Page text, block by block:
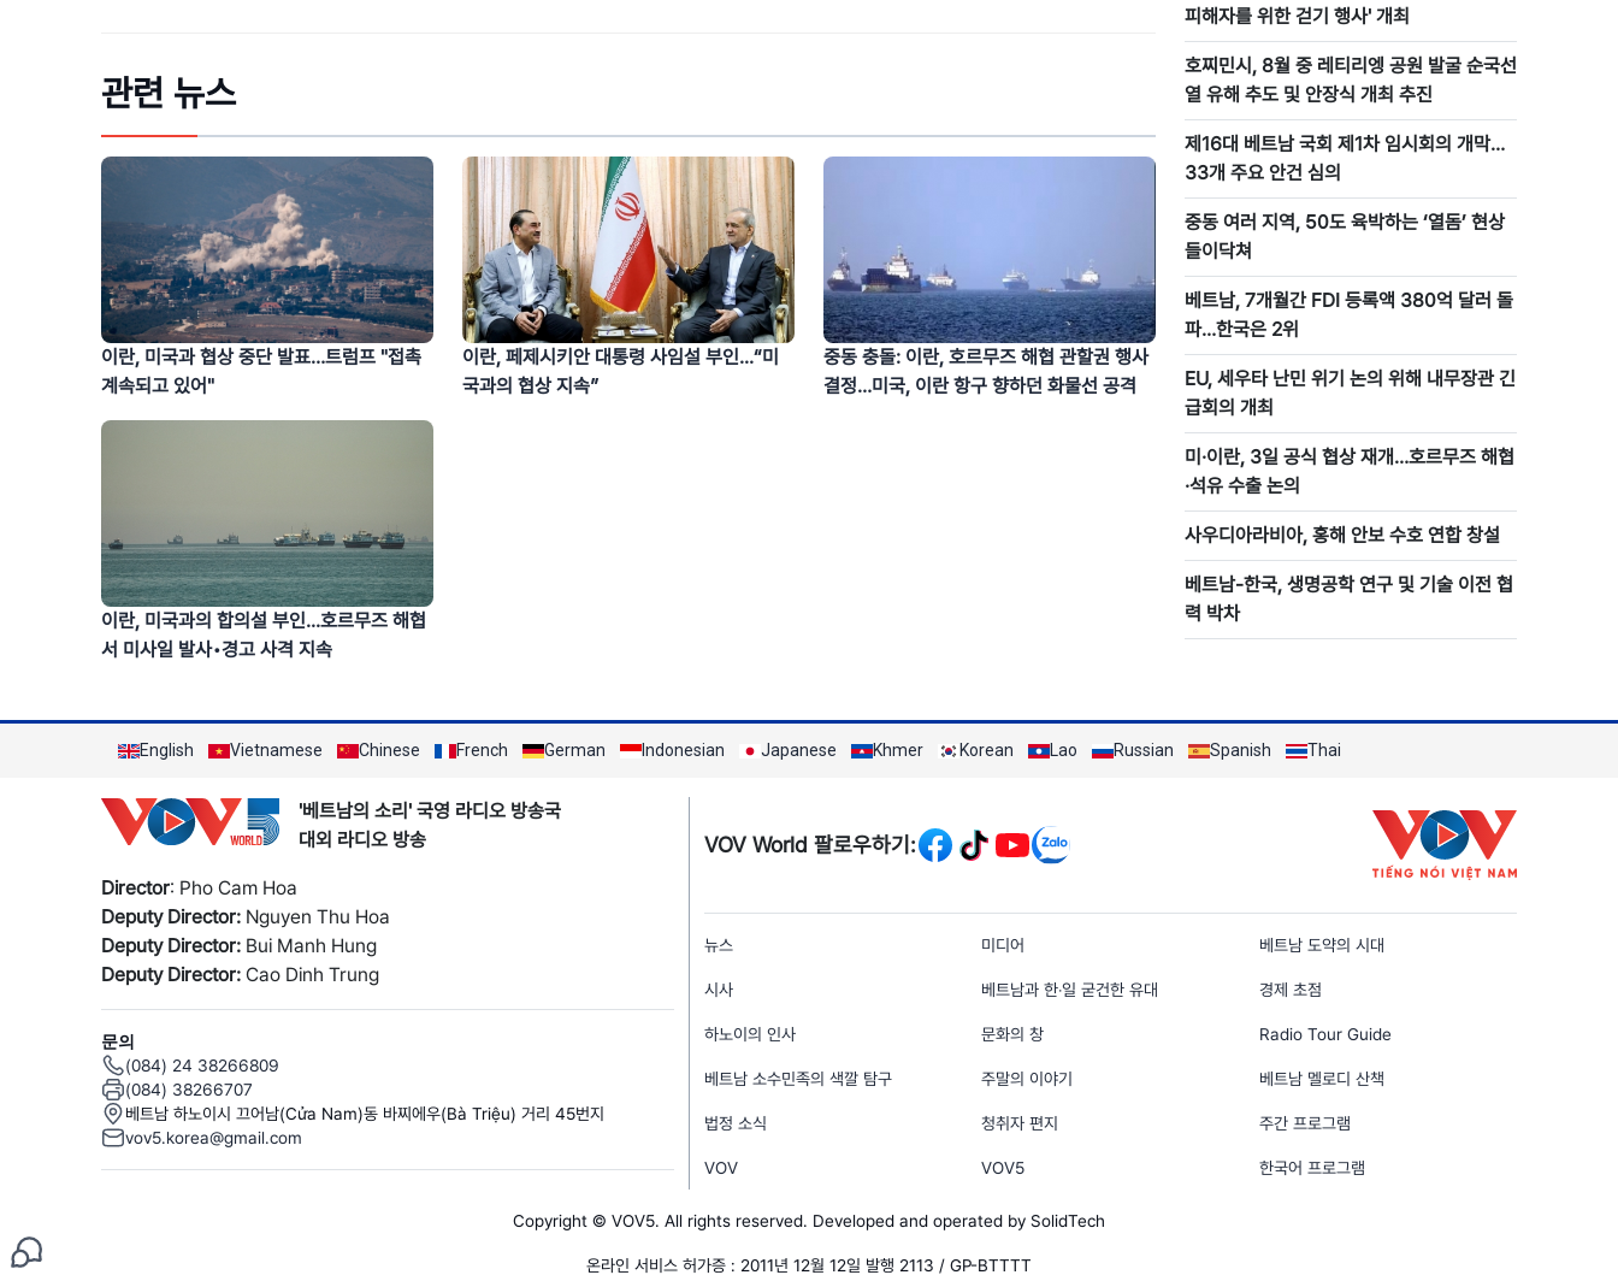
관련 뉴스
이란, 미국과 협상 중단 발표…트럼프 "접촉
계속되고 있어"
이란, 페제시키안 대통령 사임설 부인...“미
국과의 협상 지속”
중동 충돌: 이란, 호르무즈 해협 관할권 행사
결정…미국, 이란 항구 향하던 화물선 공격
이란, 미국과의 합의설 부인...호르무즈 해협
서 미사일 발사•경고 사격 지속
피해자를 위한 걷기 행사' 개최
호찌민시, 8월 중 레티리엥 공원 발굴 순국선
열 유해 추도 및 안장식 개최 추진
제16대 베트남 국회 제1차 임시회의 개막…
33개 주요 안건 심의
중동 여러 지역, 50도 육박하는 ‘열돔’ 현상
들이닥쳐
베트남, 7개월간 FDI 등록액 380억 달러 돌
파…한국은 2위
EU, 세우타 난민 위기 논의 위해 내무장관 긴
급회의 개최
미·이란, 3일 공식 협상 재개…호르무즈 해협
·석유 수출 논의
사우디아라비아, 홍해 안보 수호 연합 창설
베트남-한국, 생명공학 연구 및 기술 이전 협
력 박차
English Vietnamese Chinese French German Indonesian Japanese Khmer Korean Lao Russian Spanish Thai
'베트남의 소리' 국영 라디오 방송국
대외 라디오 방송
Director: Pho Cam Hoa
Deputy Director: Nguyen Thu Hoa
Deputy Director: Bui Manh Hung
Deputy Director: Cao Dinh Trung
문의
(084) 24 38266809
(084) 38266707
베트남 하노이시 끄어남(Cửa Nam)동 바찌에우(Bà Triệu) 거리 45번지
vov5.korea@gmail.com
VOV World 팔로우하기:
menu footer tiếng Hàn
뉴스 미디어 베트남 도약의 시대
시사 베트남과 한‧일 굳건한 유대 경제 초점
하노이의 인사 문화의 창 Radio Tour Guide
베트남 소수민족의 색깔 탐구 주말의 이야기 베트남 멜로디 산책
법정 소식 청취자 편지 주간 프로그램
VOV VOV5 한국어 프로그램
Copyright © VOV5. All rights reserved. Developed and operated by SolidTech
온라인 서비스 허가증 : 2011년 12월 12일 발행 2113 / GP-BTTTT